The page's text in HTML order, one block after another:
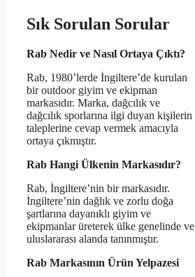
Sık Sorulan Sorular
Rab Nedir ve Nasıl Ortaya Çıktı?
Rab, 1980’lerde İngiltere’de kurulan
bir outdoor giyim ve ekipman
markasıdır. Marka, dağcılık ve
dağcılık sporlarına ilgi duyan kişilerin
taleplerine cevap vermek amacıyla
ortaya çıkmıştır.
Rab Hangi Ülkenin Markasıdır?
Rab, İngiltere’nin bir markasıdır.
İngiltere’nin dağlık ve zorlu doğa
şartlarına dayanıklı giyim ve
ekipmanlar üreterek ülke genelinde ve
uluslararası alanda tanınmıştır.
Rab Markasının Ürün Yelpazesi